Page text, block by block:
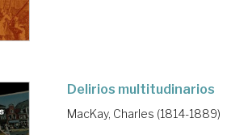
Delirios multitudinarios
MacKay, Charles (1814-1889)